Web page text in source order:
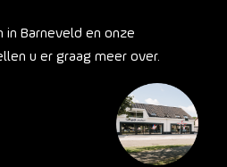
in Barneveld en onze
u er graag meer over.